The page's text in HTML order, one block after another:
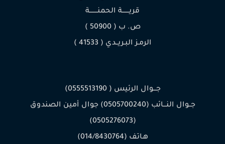
قريـــــــة الحمنــــــــة
ص. ب ( 50900 )
الرمـز البـريــدي ( 41533 )
جـــوال الرئيس ( 0555513190)
جــوال النـــائب (0505700240) جوال أمين الصندوق
(0505276073)
هـاتف (014/8430764)